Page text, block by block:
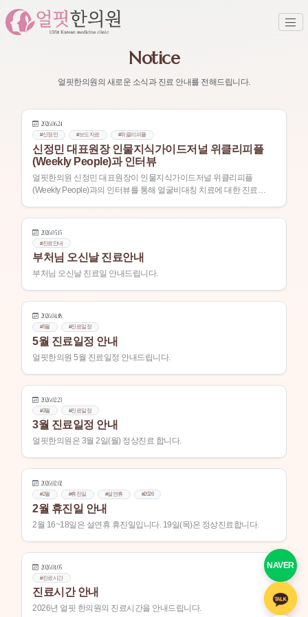
Notice
얼핏한의원의 새로운 소식과 진료 안내를 전해드립니다.
2026.06.24
#신정민 #보도자료 #위클리피플
신정민 대표원장 인물지식가이드저널 위클리피플
(Weekly People)과 인터뷰
얼핏한의원 신정민 대표원장이 인물지식가이드저널 위클리피플
(Weekly People)과의 인터뷰를 통해 얼굴비대칭 치료에 대한 진료
2026.05.15
#진료안내
부처님 오신날 진료안내
부처님 오신날 진료일 안내드립니다.
2026.04.18
#5월 #진료일정
5월 진료일정 안내
얼핏한의원 5월 진료일정 안내드립니다.
2026.02.23
#3월 #진료일정
3월 진료일정 안내
얼핏한의원은 3월 2일(월) 정상진료 합니다.
2026.02.02
#2월 #휴진일 #설연휴 #2026
2월 휴진일 안내
2월 16~18일은 설연휴 휴진일입니다. 19일(목)은 정상진료합니다.
2026.01.05
#진료시간
진료시간 안내
2026년 얼핏 한의원의 진료시간을 안내드립니다.
NAVER